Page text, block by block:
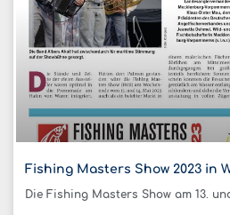
Fishing Masters Show 2023 in
Die Fishing Masters Show am 13.